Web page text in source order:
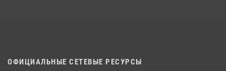
ОФИЦИАЛЬНЫЕ СЕТЕВЫЕ РЕСУРСЫ